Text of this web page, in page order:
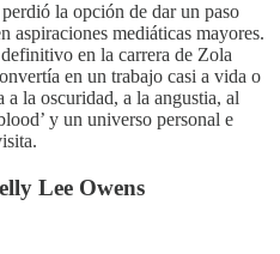
la opción de dar un paso
aspiraciones mediáticas mayores.
en la carrera de Zola
en un trabajo casi a vida o
a la oscuridad, a la angustia, al
y un universo personal e
Lee Owens